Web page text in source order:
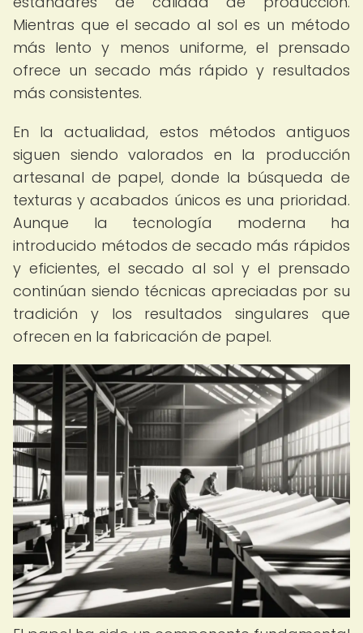
Mientras que el secado al sol es un método
más lento y menos uniforme, el prensado
ofrece un secado más rápido y resultados
más consistentes.
En la actualidad, estos métodos antiguos
siguen siendo valorados en la producción
artesanal de papel, donde la búsqueda de
texturas y acabados únicos es una prioridad.
Aunque la tecnología moderna ha
introducido métodos de secado más rápidos
y eficientes, el secado al sol y el prensado
continúan siendo técnicas apreciadas por su
tradición y los resultados singulares que
ofrecen en la fabricación de papel.